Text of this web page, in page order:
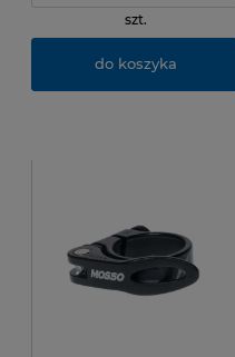
szt.
do koszyka